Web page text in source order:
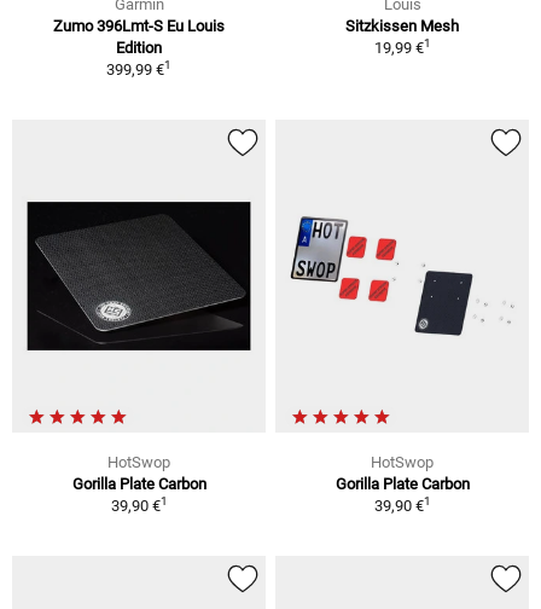
Garmin
Zumo 396Lmt-S Eu Louis
Edition
399,99 €1
Louis
Sitzkissen Mesh
19,99 €1
HotSwop
Gorilla Plate Carbon
39,90 €1
HotSwop
Gorilla Plate Carbon
39,90 €1